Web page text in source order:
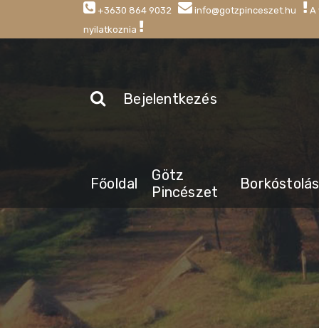
+3630 864 9032 info@gotzpinceszet.hu
A
nyilatkoznia
Bejelentkezés
Főoldal
Götz
Pincészet
Borkóstolás